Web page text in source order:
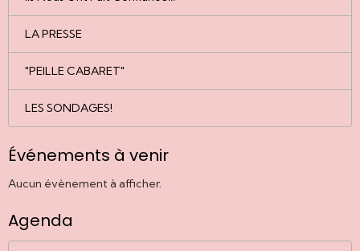
LA PRESSE
"PEILLE CABARET"
LES SONDAGES!
Événements à venir
Aucun évènement à afficher.
Agenda